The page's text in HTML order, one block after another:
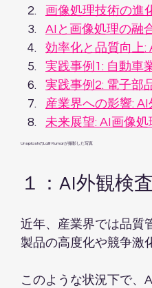
画像処理技術の進
AIと画像処理の融
効率化と品質向上:
実践事例1: 自動車
実践事例2: 電子部
産業界への影響:
未来展望: AI画像
UnsplashのLalit Kumarが撮影した写真
１：AI外観検
近年、産業界では品質
製品の高度化や競争激
このような状況下で、